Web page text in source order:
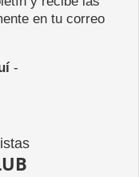
en tu correo
-